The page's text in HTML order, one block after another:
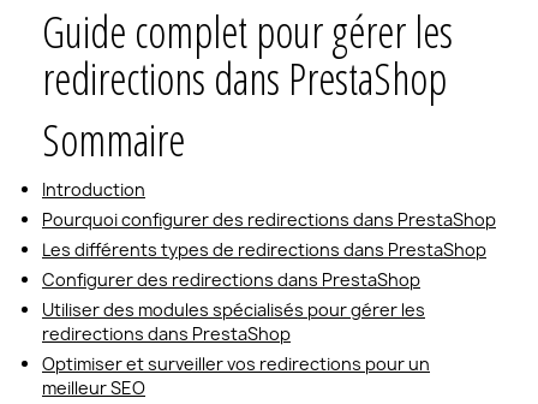
Guide complet pour gérer les
redirections dans PrestaShop
Sommaire
Introduction
Pourquoi configurer des redirections dans PrestaShop
Les différents types de redirections dans PrestaShop
Configurer des redirections dans PrestaShop
Utiliser des modules spécialisés pour gérer les
redirections dans PrestaShop
Optimiser et surveiller vos redirections pour un
meilleur SEO